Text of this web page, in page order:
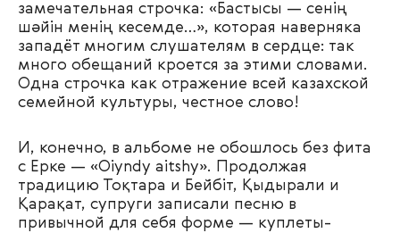
замечательная строчка: «Бастысы — сенің
шәйін менің кесемде…», которая наверняка
западёт многим слушателям в сердце: так
много обещаний кроется за этими словами.
Одна строчка как отражение всей казахской
семейной культуры, честное слово!
И, конечно, в альбоме не обошлось без фита
с Ерке — «Oiyndy aitshy». Продолжая
традицию Тоқтара и Бейбіт, Қыдырали и
Қарақат, супруги записали песню в
привычной для себя форме — куплеты-